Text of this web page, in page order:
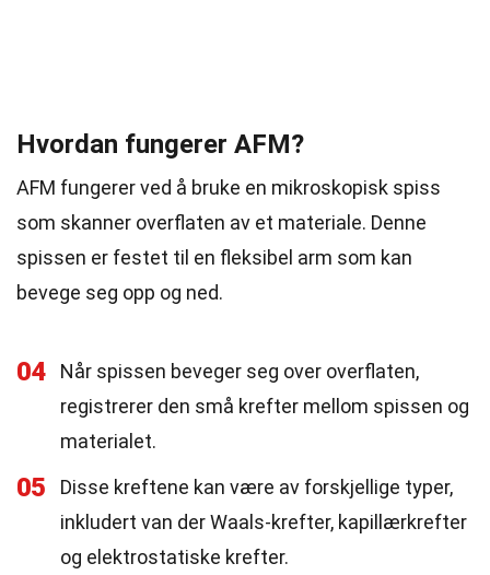
Hvordan fungerer AFM?
AFM fungerer ved å bruke en mikroskopisk spiss
som skanner overflaten av et materiale. Denne
spissen er festet til en fleksibel arm som kan
bevege seg opp og ned.
04
Når spissen beveger seg over overflaten,
registrerer den små krefter mellom spissen og
materialet.
05
Disse kreftene kan være av forskjellige typer,
inkludert van der Waals-krefter, kapillærkrefter
og elektrostatiske krefter.